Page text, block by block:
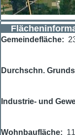
Gemeindefläche
Durchschn.
Industrie- und
Wohnbaufläche